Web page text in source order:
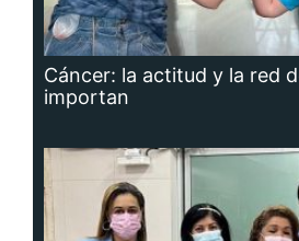
Cáncer: la actitud y la red
importan